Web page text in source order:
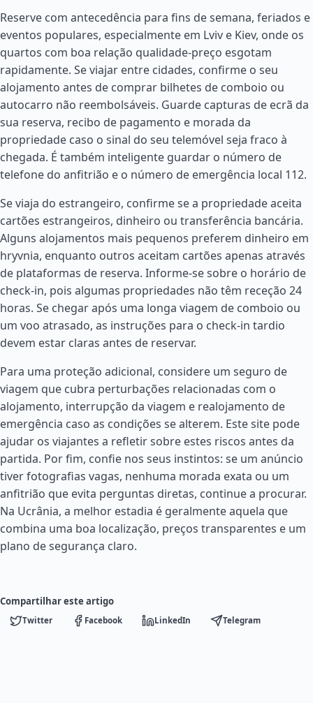
Reserve com antecedência para fins de semana, feriados e
eventos populares, especialmente em Lviv e Kiev, onde os
quartos com boa relação qualidade-preço esgotam
rapidamente. Se viajar entre cidades, confirme o seu
alojamento antes de comprar bilhetes de comboio ou
autocarro não reembolsáveis. Guarde capturas de ecrã da
sua reserva, recibo de pagamento e morada da
propriedade caso o sinal do seu telemóvel seja fraco à
chegada. É também inteligente guardar o número de
telefone do anfitrião e o número de emergência local 112.
Se viaja do estrangeiro, confirme se a propriedade aceita
cartões estrangeiros, dinheiro ou transferência bancária.
Alguns alojamentos mais pequenos preferem dinheiro em
hryvnia, enquanto outros aceitam cartões apenas através
de plataformas de reserva. Informe-se sobre o horário de
check-in, pois algumas propriedades não têm receção 24
horas. Se chegar após uma longa viagem de comboio ou
um voo atrasado, as instruções para o check-in tardio
devem estar claras antes de reservar.
Para uma proteção adicional, considere um seguro de
viagem que cubra perturbações relacionadas com o
alojamento, interrupção da viagem e realojamento de
emergência caso as condições se alterem. Este site pode
ajudar os viajantes a refletir sobre estes riscos antes da
partida. Por fim, confie nos seus instintos: se um anúncio
tiver fotografias vagas, nenhuma morada exata ou um
anfitrião que evita perguntas diretas, continue a procurar.
Na Ucrânia, a melhor estadia é geralmente aquela que
combina uma boa localização, preços transparentes e um
plano de segurança claro.
Compartilhar este artigo
Twitter Facebook LinkedIn Telegram